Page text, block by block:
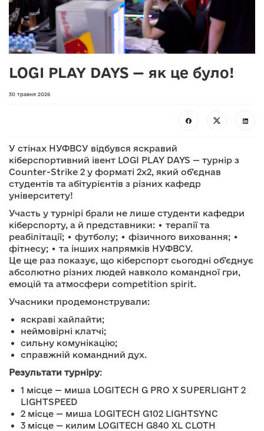
LOGI PLAY DAYS — як це було!
30 травня 2026
У стінах НУФВСУ відбувся яскравий
кіберспортивний івент LOGI PLAY DAYS — турнір з
Counter-Strike 2 у форматі 2х2, який об’єднав
студентів та абітурієнтів з різних кафедр
університету!
Участь у турнірі брали не лише студенти кафедри
кіберспорту, а й представники: • терапії та
реабілітації; • футболу; • фізичного виховання; •
фітнесу; • та інших напрямків НУФВСУ.
Це ще раз показує, що кіберспорт сьогодні об’єднує
абсолютно різних людей навколо командної гри,
емоцій та атмосфери competition spirit.
Учасники продемонстрували:
яскраві хайлайти;
неймовірні клатчі;
сильну комунікацію;
справжній командний дух.
Результати турніру:
1 місце — миша LOGITECH G PRO X SUPERLIGHT 2
LIGHTSPEED
2 місце — миша LOGITECH G102 LIGHTSYNC
3 місце — килим LOGITECH G840 XL CLOTH